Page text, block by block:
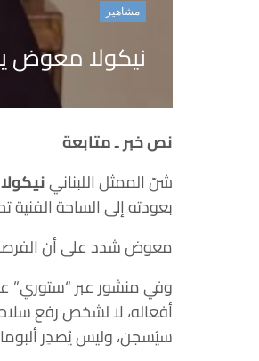
مشاهير
نيكولا معوض
نص خبر ـ متابعة
شنّ الممثل اللبناني
بعودته إلى الساحة الفنية
معوض شدد على أن الفرصة
وفي منشور عبر “ستوري”
أفعاله، لا لشخص رفع
سيُسجن، وليس يُصدِر